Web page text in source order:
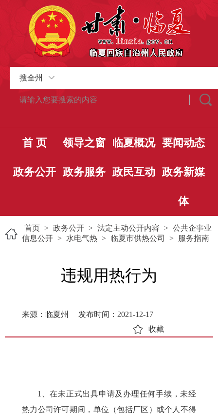
搜全州
首 页 领导之窗 临夏概况 要闻动态
政务公开 政务服务 政民互动 政务新媒
体
首页 > 政务公开 > 法定主动公开内容 > 公共企事业
信息公开 > 水电气热 > 临夏市供热公司 > 服务指南
违规用热行为
来源：临夏州
发布时间：2021-12-17
收藏
1、在未正式出具申请及办理任何手续，未经
热力公司许可期间，单位（包括厂区）或个人不得